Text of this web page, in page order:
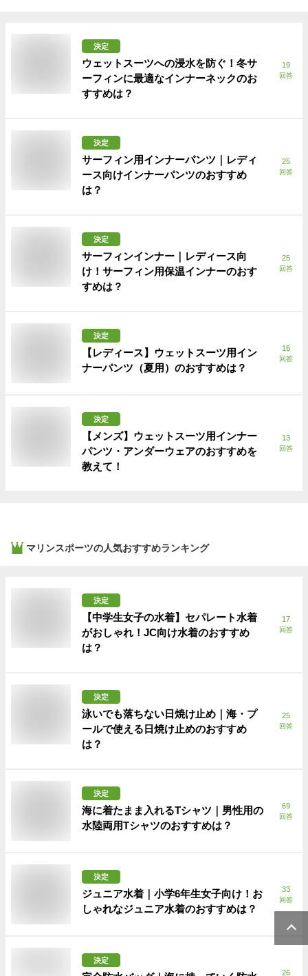
決定
ウェットスーツへの浸水を防ぐ！冬サ
ーフィンに最適なインナーネックのお
すすめは？
19
回答
決定
サーフィン用インナーパンツ｜レディ
ース向けインナーパンツのおすすめ
は？
25
回答
決定
サーフィンインナー｜レディース向
け！サーフィン用保温インナーのおす
すめは？
25
回答
決定
【レディース】ウェットスーツ用イン
ナーパンツ（夏用）のおすすめは？
16
回答
決定
【メンズ】ウェットスーツ用インナー
パンツ・アンダーウェアのおすすめを
教えて！
13
回答
マリンスポーツの人気おすすめランキング
決定
【中学生女子の水着】セパレート水着
がおしゃれ！JC向け水着のおすすめ
は？
17
回答
決定
泳いでも落ちない日焼け止め｜海・プ
ールで使える日焼け止めのおすすめ
は？
25
回答
決定
海に着たまま入れるTシャツ｜男性用の
水陸両用Tシャツのおすすめは？
69
回答
決定
ジュニア水着｜小学6年生女子向け！お
しゃれなジュニア水着のおすすめは？
33
回答
決定
26